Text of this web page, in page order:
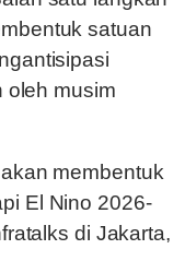
satuan
oleh musim
membentuk
El Nino 2026-
di Jakarta,